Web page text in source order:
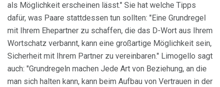
als Möglichkeit erscheinen lässt." Sie hat welche Tipps
dafür, was Paare stattdessen tun sollten: "Eine Grundregel
mit Ihrem Ehepartner zu schaffen, die das D-Wort aus Ihrem
Wortschatz verbannt, kann eine großartige Möglichkeit sein,
Sicherheit mit Ihrem Partner zu vereinbaren." Limogello sagt
auch: "Grundregeln machen Jede Art von Beziehung, an die
man sich halten kann, kann beim Aufbau von Vertrauen in der